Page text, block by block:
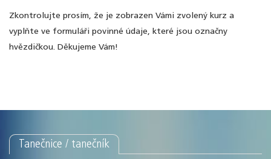
Zkontrolujte prosím, že je zobrazen Vámi zvolený kurz a
vyplňte ve formuláři povinné údaje, které jsou označny
hvězdičkou. Děkujeme Vám!
Tanečnice / tanečník